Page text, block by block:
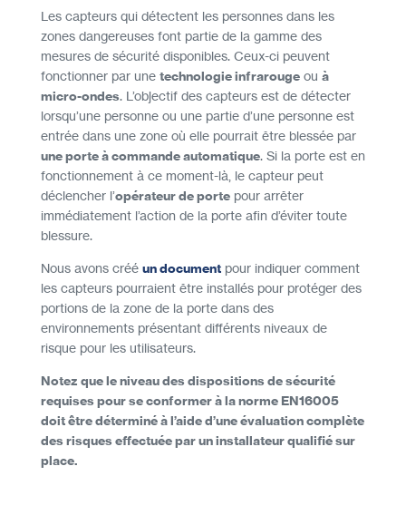
Les capteurs qui détectent les personnes dans les
zones dangereuses font partie de la gamme des
mesures de sécurité disponibles. Ceux-ci peuvent
fonctionner par une technologie infrarouge ou à
micro-ondes. L’objectif des capteurs est de détecter
lorsqu’une personne ou une partie d’une personne est
entrée dans une zone où elle pourrait être blessée par
une porte à commande automatique. Si la porte est en
fonctionnement à ce moment-là, le capteur peut
déclencher l’opérateur de porte pour arrêter
immédiatement l’action de la porte afin d’éviter toute
blessure.
Nous avons créé un document pour indiquer comment
les capteurs pourraient être installés pour protéger des
portions de la zone de la porte dans des
environnements présentant différents niveaux de
risque pour les utilisateurs.
Notez que le niveau des dispositions de sécurité
requises pour se conformer à la norme EN16005
doit être déterminé à l’aide d’une évaluation complète
des risques effectuée par un installateur qualifié sur
place.